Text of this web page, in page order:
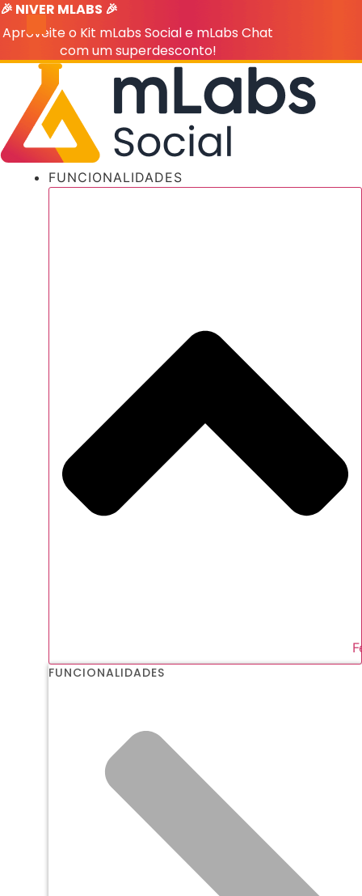
Ir
para
conteúdo
🎉 NIVER MLABS 🎉
Aproveite o Kit mLabs Social e mLabs Chat
com um superdesconto!
FUNCIONALIDADES
FUNCIONALIDADES